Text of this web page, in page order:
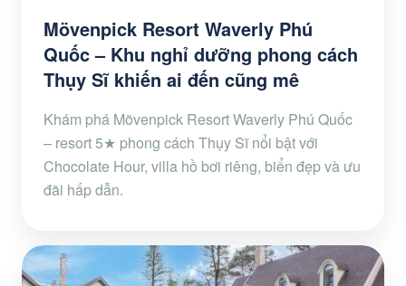
Mövenpick Resort Waverly Phú
Quốc – Khu nghỉ dưỡng phong cách
Thụy Sĩ khiến ai đến cũng mê
Khám phá Mövenpick Resort Waverly Phú Quốc
– resort 5★ phong cách Thụy Sĩ nổi bật với
Chocolate Hour, villa hồ bơi riêng, biển đẹp và ưu
đãi hấp dẫn.